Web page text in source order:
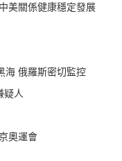
美關係健康穩定發展
海 俄羅斯密切監控
疑人
奧運會